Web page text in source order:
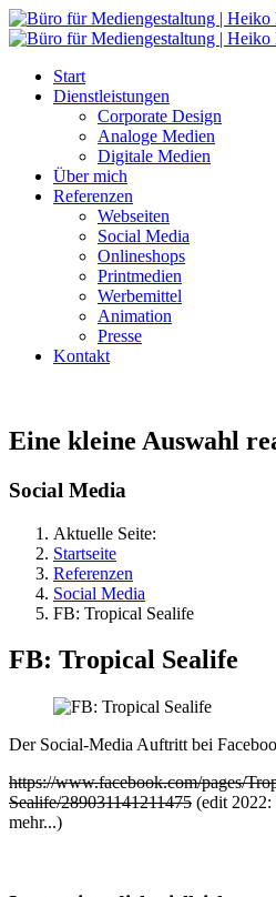
Start
Dienstleistungen
Corporate Design
Analoge Medien
Digitale Medien
Über mich
Referenzen
Webseiten
Social Media
Onlineshops
Printmedien
Werbemittel
Animation
Presse
Kontakt
Eine kleine Auswahl
Social Media
Aktuelle Seite:
Startseite
Referenzen
Social Media
FB: Tropical Sealife
FB: Tropical Sealife
Der Social-Media Auftritt bei
https://www.facebook.com/pages/
Sealife/289031141211475 (edit 2022:
mehr...)